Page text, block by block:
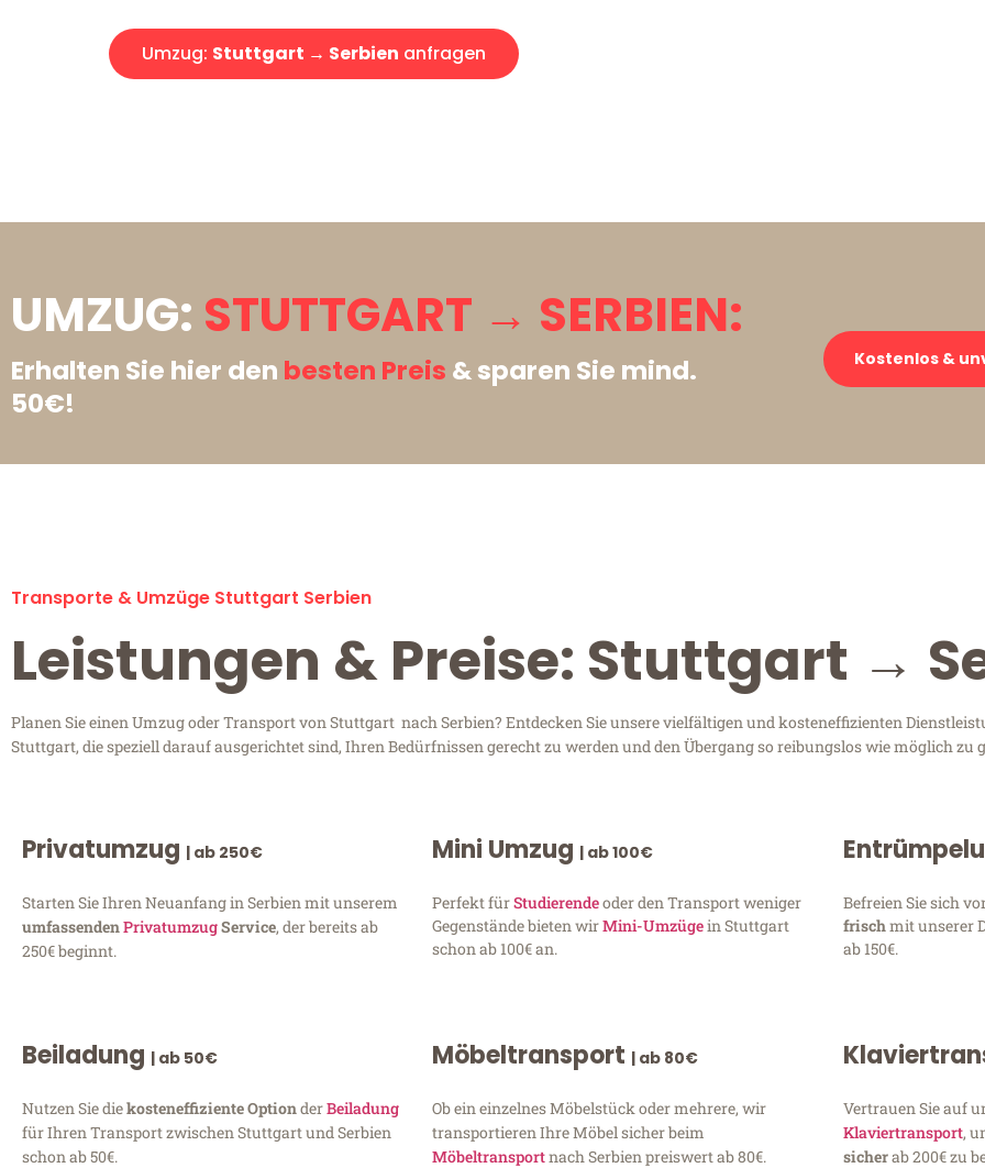
Umzug: Stuttgart → Serbien anfragen
UMZUG: STUTTGART → SERBIEN:
Erhalten Sie hier den besten Preis & sparen Sie mind.
50€!
Kostenlos &
Transporte & Umzüge Stuttgart Serbien
Leistungen & Preise: Stuttgart →
Planen Sie einen Umzug oder Transport von Stuttgart nach Serbien? Entdecken Sie unsere vielfältigen und kosteneffizienten
Stuttgart, die speziell darauf ausgerichtet sind, Ihren Bedürfnissen gerecht zu werden und den Übergang so reibungslos wie möglich zu
Privatumzug | ab 250€
Starten Sie Ihren Neuanfang in Serbien mit unserem
umfassendenPrivatumzugService, der bereits ab
250€ beginnt.
Mini Umzug | ab 100€
Perfekt fürStudierendeoder den Transport weniger
Gegenstände bieten wirMini-Umzügein Stuttgart
schon ab 100€ an.
Befreien Sie sich
frischmit unserer
ab 150€.
Beiladung | ab 50€
Nutzen Sie diekosteneffiziente OptionderBeiladung
für Ihren Transport zwischen Stuttgart und Serbien
schon ab 50€.
Möbeltransport | ab 80€
Ob ein einzelnes Möbelstück oder mehrere, wir
transportieren Ihre Möbel sicher beim
Möbeltransportnach Serbien preiswert ab 80€.
Vertrauen Sie auf
Klaviertransport,
sicherab 200€ zu